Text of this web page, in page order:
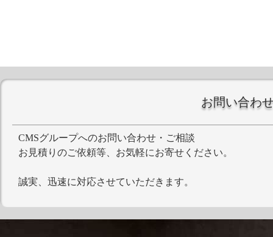
お問い合わ
CMSグループへのお問い合わせ・ご相談
お見積りのご依頼等、お気軽にお寄せください。
誠実、迅速に対応させていただきます。